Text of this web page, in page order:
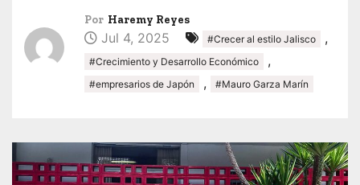
Por Haremy Reyes
Jul 4, 2025 #Crecer al estilo Jalisco ,
#Crecimiento y Desarrollo Económico ,
#empresarios de Japón , #Mauro Garza Marín